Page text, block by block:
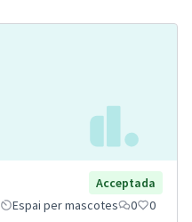
Acceptada
Espai per mascotes 0 0